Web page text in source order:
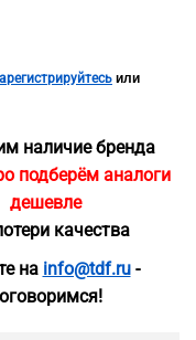
или
наличие бренда
подберём аналоги
дешевле
качества
на info@tdf.ru-